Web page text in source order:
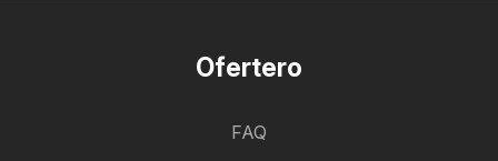
Ofertero
FAQ